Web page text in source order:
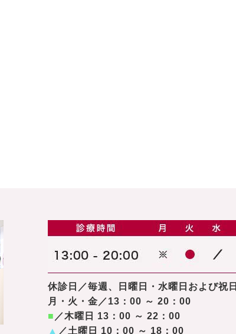
休診日／毎週、日曜日・水曜日および祝日
月・火・金／13：00 ～ 20：00
■ ／木曜日 13：00 ～ 22：00
▲ ／土曜日 10：00 ～ 18：00